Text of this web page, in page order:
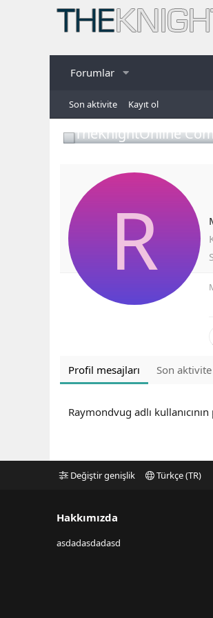
Forumlar
Son aktivite Kayıt ol
TheKnightOnline
R
Profil mesajları Son aktivite
Raymondvug adlı
Değiştir genişlik Türkçe (TR)
Hakkımızda
asdadasdadasd